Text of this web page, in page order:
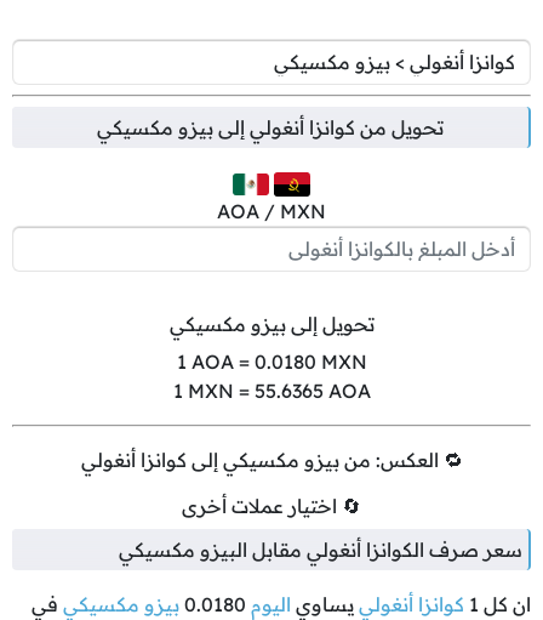
تحويل من كوانزا أنغولي إلى بيزو مكسيكي
AOA / MXN
تحويل إلى بيزو مكسيكي
1 AOA = 0.0180 MXN
1 MXN = 55.6365 AOA
🔁 العكس: من بيزو مكسيكي إلى كوانزا أنغولي
🔄 اختيار عملات أخرى
سعر صرف الكوانزا أنغولي مقابل البيزو مكسيكي
ان كل 1 كوانزا أنغولي يساوي اليوم 0.0180 بيزو مكسيكي في